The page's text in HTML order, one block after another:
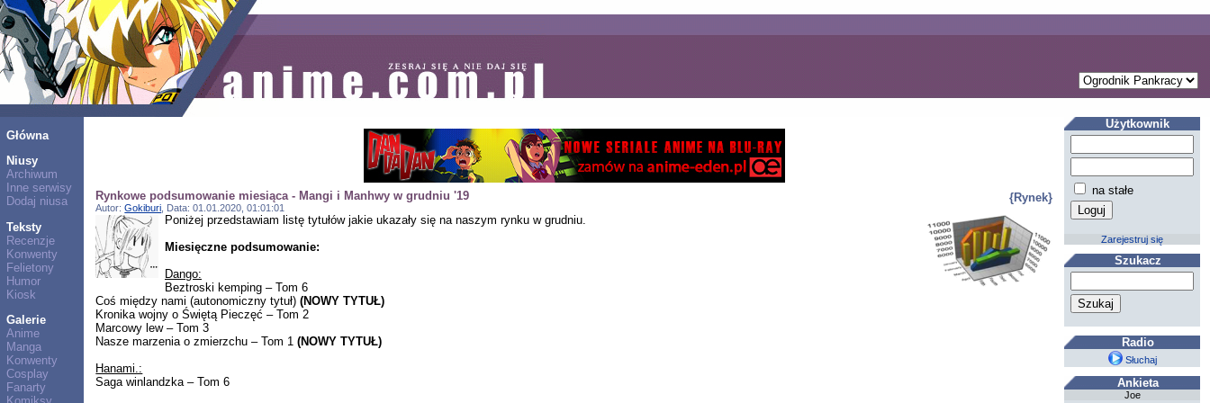
Główna
Niusy
Archiwum
Inne serwisy
Dodaj niusa
Teksty
Recenzje
Konwenty
Felietony
Humor
Kiosk
Galerie
Anime
Manga
Konwenty
Cosplay
Fanarty
{Rynek}
Rynkowe podsumowanie miesiąca - Mangi i Manhwy w grudniu '19
Autor:Gokiburi , Data: 01.01.2020, 01:01:01
Poniżej przedstawiam listę tytułów jakie ukazały się na naszym rynku w grudniu.
Miesięczne podsumowanie:
Dango:
Beztroski kemping – Tom 6
Coś między nami (autonomiczny tytuł)(NOWY TYTUŁ)
Kronika wojny o Świętą Pieczęć – Tom 2
Marcowy lew – Tom 3
Nasze marzenia o zmierzchu – Tom 1(NOWY TYTUŁ)
Hanami.:
Saga winlandzka – Tom 6
Użytkownik
na stałe
Zarejestruj się
Szukacz
Radio
Słuchaj
Ankieta
Joe